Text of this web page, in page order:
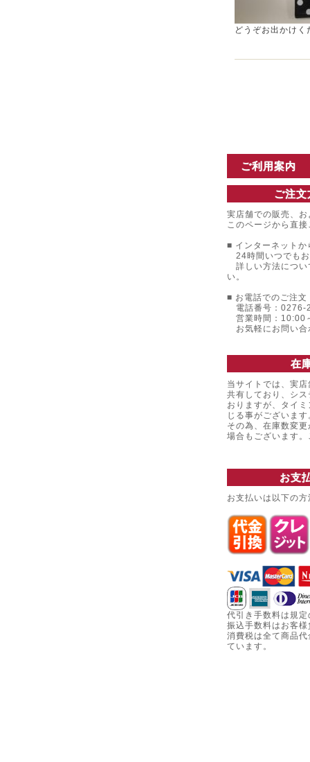
どうぞお出かけく
ご利用案内
ご注
実店舗での販売、
このページから直
■ インターネットか
24時間いつでも
詳しい方法につい
い。
■ お電話でのご注文
電話番号：0276-
営業時間：10:00
お気軽にお問い合
在
当サイトでは、実
共有しており、シ
おりますが、タイ
じる事がございます
その為、在庫数変
場合もございます
お支
お支払いは以下の
代引き手数料は規
振込手数料はお客
消費税は全て商品
ています。